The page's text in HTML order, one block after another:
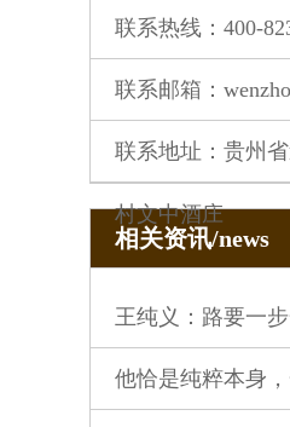
联系热线：400-
联系邮箱：
联系地址：贵州
村文中酒庄
相关资讯/news
王纯义：路要一
他恰是纯粹本身